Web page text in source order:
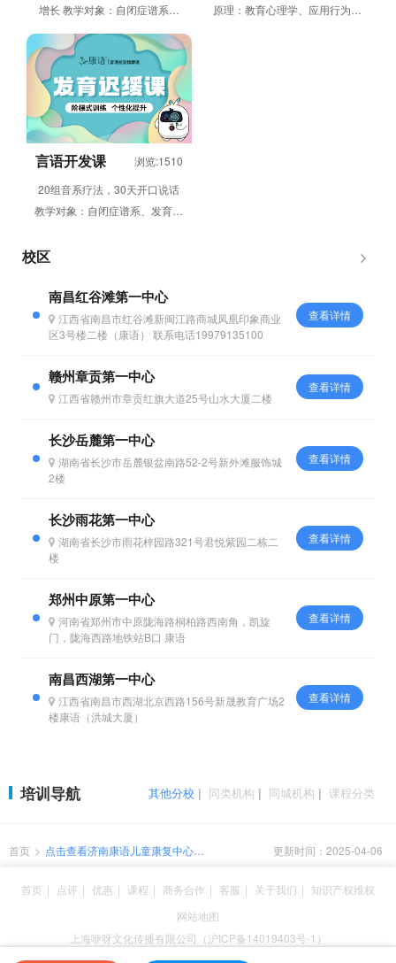
增长 教学对象：自闭症谱系、
发育迟缓等存在认知发展障碍，
需要进行干预训练的2-6周岁
儿...
原理：教育心理学、应用行为分
言语开发课
浏览:1510
20组音系疗法，30天开口说话
教学对象：自闭症谱系、发育迟
需要进行干预训练的2-6周岁
校区
南昌红谷滩第一中心
江西省南昌市红谷滩新闽江路商城凤凰印象商业
区3号楼二楼（康语） 联系电话19979135100
查看详情
赣州章贡第一中心
江西省赣州市章贡红旗大道25号山水大厦二楼
查看详情
长沙岳麓第一中心
湖南省长沙市岳麓银盆南路52-2号新外滩服饰城
2楼
查看详情
长沙雨花第一中心
湖南省长沙市雨花梓园路321号君悦紫园二栋二
楼
查看详情
郑州中原第一中心
河南省郑州市中原陇海路桐柏路西南角，凯旋
门，陇海西路地铁站B口 康语
查看详情
南昌西湖第一中心
江西省南昌市西湖北京西路156号新晟教育广场2
楼康语（洪城大厦）
查看详情
其他分校 | 同类机构 | 同城机构 | 课程分类
培训导航
首页 > 点击查看济南康语儿童康复中心康
更新时间：2025-04-06
首页 | 点评 | 优惠 | 课程 | 商务合作 | 客服 | 关于我们 | 知识产权维权
网站地图
上海咿呀文化传播有限公司（沪ICP备14019403号-1）